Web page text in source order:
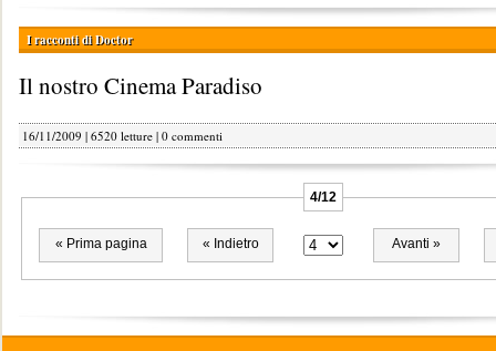
I racconti di Doctor
Il nostro Cinema Paradiso
16/11/2009 | 6520 letture | 0 commenti
4/12
« Prima pagina « Indietro Avanti »